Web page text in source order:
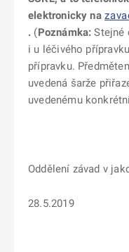
elektronicky na
. (Poznámka: Stejné
i u léčivého
přípravku.
uvedená šarže
uvedenému
Oddělení závad v
28.5.2019